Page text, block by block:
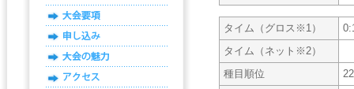
タイム（グロス※1）
タイム（ネット※2）
種目順位